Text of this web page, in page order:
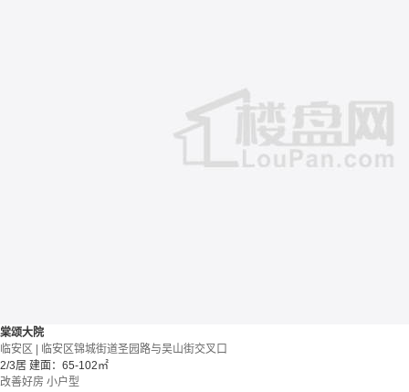
棠颂大院
临安区 | 临安区锦城街道圣园路与吴山街交叉口
2/3居 建面：65-102㎡
改善好房 小户型